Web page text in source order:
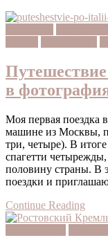
в
Моя первая поездка
машине из Москвы,
три, четыре). В итоге
спагетти четырежды,
половину страны. В
поездки и
Continue Reading